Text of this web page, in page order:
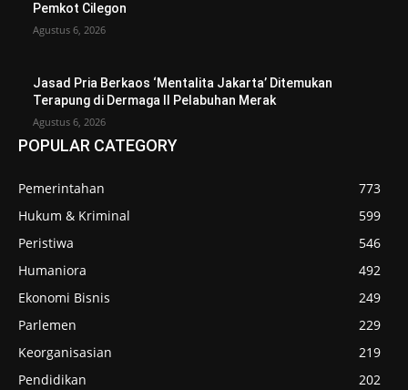
Pemkot Cilegon
Agustus 6, 2026
Jasad Pria Berkaos ‘Mentalita Jakarta’ Ditemukan
Terapung di Dermaga II Pelabuhan Merak
Agustus 6, 2026
POPULAR CATEGORY
Pemerintahan
773
Hukum & Kriminal
599
Peristiwa
546
Humaniora
492
Ekonomi Bisnis
249
Parlemen
229
Keorganisasian
219
Pendidikan
202